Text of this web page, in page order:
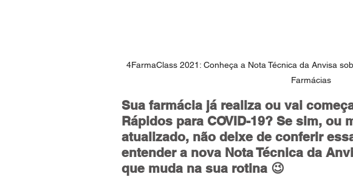
4FarmaClass 2021: Conheça a Nota Técnica da Anvisa
Farmácias
Sua farmácia já realiza ou vai
Rápidos para COVID-19? Se sim, ou
atualizado, não deixe de conferir
entender a nova Nota Técnica da
que muda na sua rotina 😉